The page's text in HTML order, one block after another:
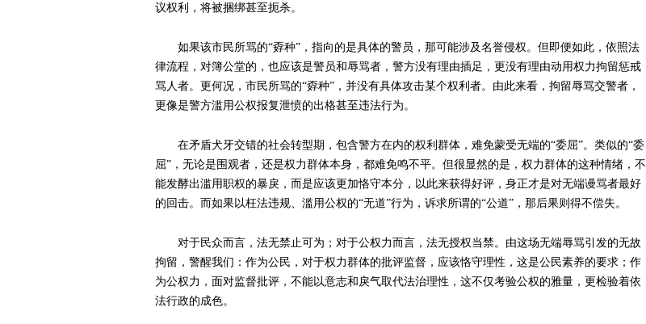
议权利，将被捆绑甚至扼杀。
如果该市民所骂的“孬种”，指向的是具体的警员，那可能涉及名誉侵权。但即便如此，依照法
律流程，对簿公堂的，也应该是警员和辱骂者，警方没有理由插足，更没有理由动用权力拘留惩戒
骂人者。更何况，市民所骂的“孬种”，并没有具体攻击某个权利者。由此来看，拘留辱骂交警者，
更像是警方滥用公权报复泄愤的出格甚至违法行为。
在矛盾犬牙交错的社会转型期，包含警方在内的权利群体，难免蒙受无端的“委屈”。类似的“委
屈”，无论是围观者，还是权力群体本身，都难免鸣不平。但很显然的是，权力群体的这种情绪，不
能发酵出滥用职权的暴戾，而是应该更加恪守本分，以此来获得好评，身正才是对无端谩骂者最好
的回击。而如果以枉法违规、滥用公权的“无道”行为，诉求所谓的“公道”，那后果则得不偿失。
对于民众而言，法无禁止可为；对于公权力而言，法无授权当禁。由这场无端辱骂引发的无故
拘留，警醒我们：作为公民，对于权力群体的批评监督，应该恪守理性，这是公民素养的要求；作
为公权力，面对监督批评，不能以意志和戾气取代法治理性，这不仅考验公权的雅量，更检验着依
法行政的成色。